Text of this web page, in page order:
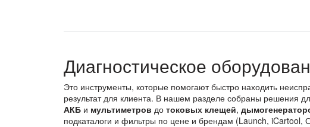
Диагностическое
Это инструменты, которые помогают быстро находить
результат для клиента. В нашем разделе собраны решения
АКБ и мультиметров до токовых клещей,
подкаталоги и фильтры по цене и брендам (Launch, iCartool,